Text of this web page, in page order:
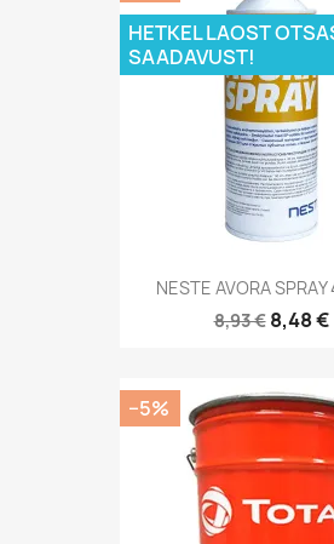
NESTE AVORA
8,93 € 8,48 €
HETKEL LAOST
SAADAVUST!
−5%